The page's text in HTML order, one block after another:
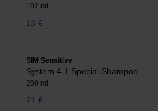
102 ml
13 €
SIM Sensitive
System 4 1 Special Shampoo
250 ml
21 €